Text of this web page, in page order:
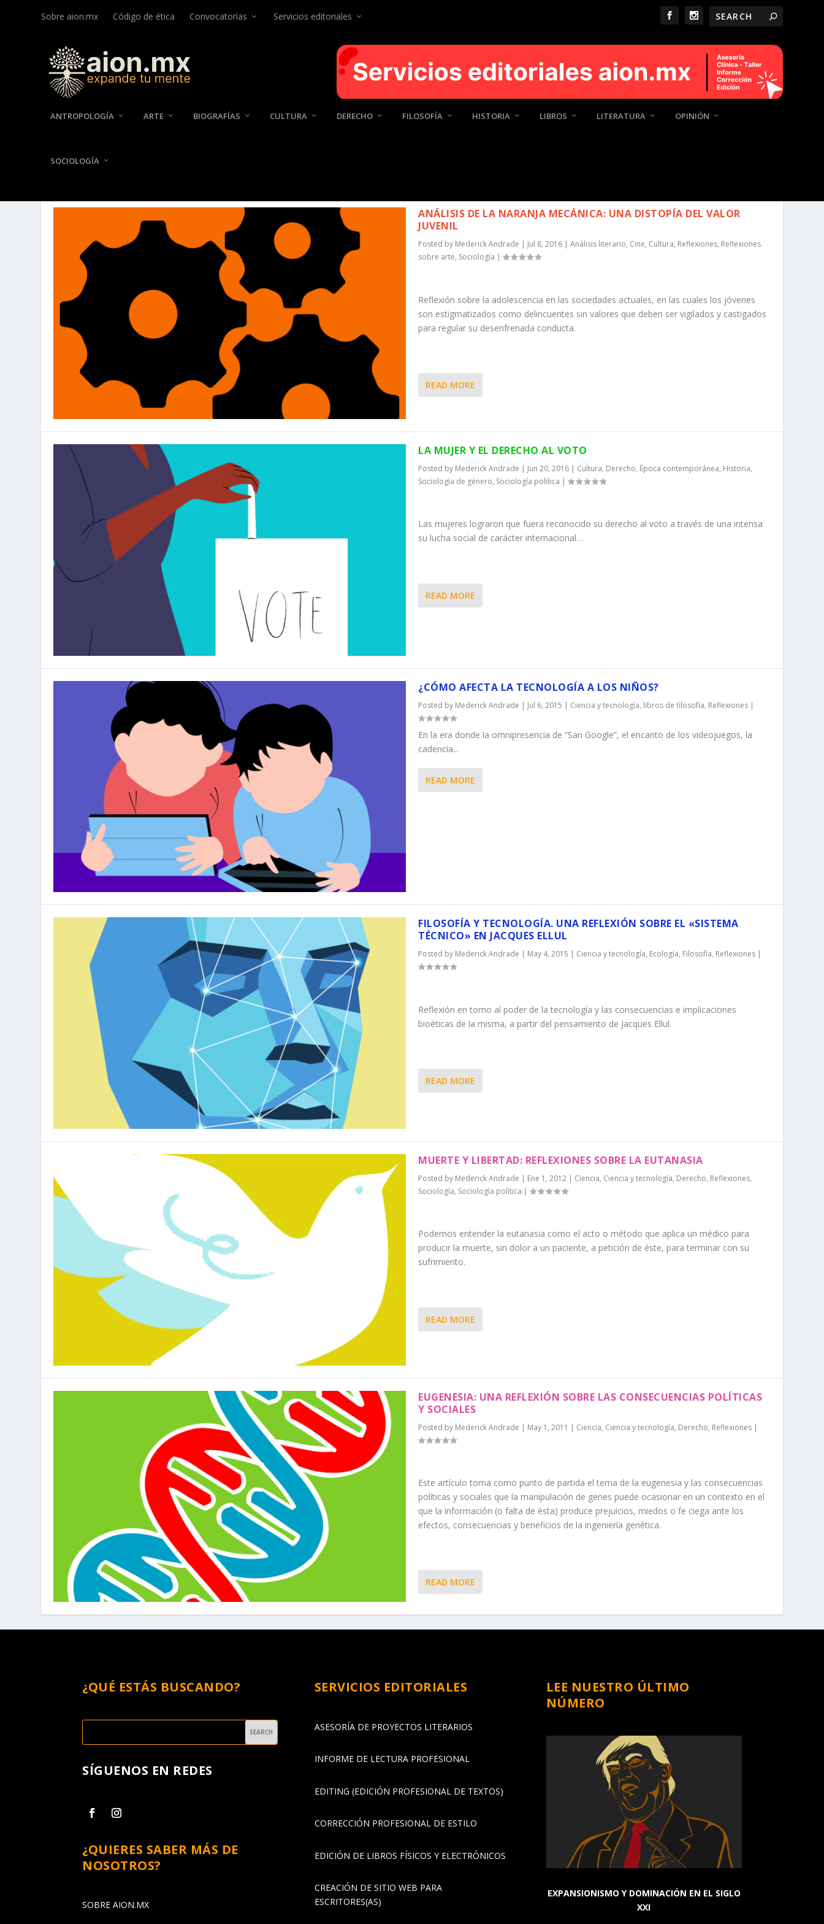
Sobre aion.mx Código de ética Convocatorias Servicios editoriales
ANTROPOLOGÍA ARTE BIOGRAFÍAS CULTURA DERECHO FILOSOFÍA HISTORIA LIBROS LITERATURA OPINIÓN
SOCIOLOGÍA
ANÁLISIS DE LA NARANJA MECÁNICA: UNA DISTOPÍA DEL VALOR
JUVENIL
Posted by Mederick Andrade | Jul 8, 2016 | Análisis literario, Cine, Cultura, Reflexiones, Reflexiones
sobre arte, Sociología |
Reflexión sobre la adolescencia en las sociedades actuales, en las cuales los jóvenes
son estigmatizados como delincuentes sin valores que deben ser vigilados y castigados
para regular su desenfrenada conducta.
READ MORE
LA MUJER Y EL DERECHO AL VOTO
Posted by Mederick Andrade | Jun 20, 2016 | Cultura, Derecho, Época contemporánea, Historia,
Sociología de género, Sociología política |
Las mujeres lograron que fuera reconocido su derecho al voto a través de una intensa
su lucha social de carácter internacional…
READ MORE
¿CÓMO AFECTA LA TECNOLOGÍA A LOS NIÑOS?
Posted by Mederick Andrade | Jul 6, 2015 | Ciencia y tecnología, libros de filosofía, Reflexiones |
En la era donde la omnipresencia de “San Google”, el encanto de los videojuegos, la
cadencia...
READ MORE
FILOSOFÍA Y TECNOLOGÍA. UNA REFLEXIÓN SOBRE EL «SISTEMA
TÉCNICO» EN JACQUES ELLUL
Posted by Mederick Andrade | May 4, 2015 | Ciencia y tecnología, Ecología, Filosofía, Reflexiones |
Reflexión en torno al poder de la tecnología y las consecuencias e implicaciones
bioéticas de la misma, a partir del pensamiento de Jacques Ellul.
READ MORE
MUERTE Y LIBERTAD: REFLEXIONES SOBRE LA EUTANASIA
Posted by Mederick Andrade | Ene 1, 2012 | Ciencia, Ciencia y tecnología, Derecho, Reflexiones,
Sociología, Sociología política |
Podemos entender la eutanasia como el acto o método que aplica un médico para
producir la muerte, sin dolor a un paciente, a petición de éste, para terminar con su
sufrimiento.
READ MORE
EUGENESIA: UNA REFLEXIÓN SOBRE LAS CONSECUENCIAS POLÍTICAS
Y SOCIALES
Posted by Mederick Andrade | May 1, 2011 | Ciencia, Ciencia y tecnología, Derecho, Reflexiones |
Este artículo toma como punto de partida el tema de la eugenesia y las consecuencias
políticas y sociales que la manipulación de genes puede ocasionar en un contexto en el
que la información (o falta de ésta) produce prejuicios, miedos o fe ciega ante los
efectos, consecuencias y beneficios de la ingeniería genética.
READ MORE
¿QUÉ ESTÁS BUSCANDO?
SÍGUENOS EN REDES
¿QUIERES SABER MÁS DE
NOSOTROS?
SOBRE AION.MX
SERVICIOS EDITORIALES
ASESORÍA DE PROYECTOS LITERARIOS
INFORME DE LECTURA PROFESIONAL
EDITING (EDICIÓN PROFESIONAL DE TEXTOS)
CORRECCIÓN PROFESIONAL DE ESTILO
EDICIÓN DE LIBROS FÍSICOS Y ELECTRÓNICOS
CREACIÓN DE SITIO WEB PARA
ESCRITORES(AS)
LEE NUESTRO ÚLTIMO
NÚMERO
EXPANSIONISMO Y DOMINACIÓN EN EL SIGLO
XXI